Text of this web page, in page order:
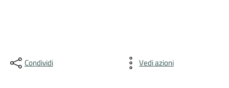
Condividi Vedi azioni